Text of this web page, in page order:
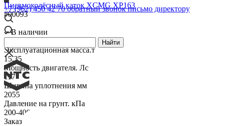
+7 (962) 450 42 70обратный звонокписьмо директору
Найти
Пневмоколёсный каток XCMG XP163
#00093
В наличии
Эксплуатационная масса.т
15.35
Мощность двигателя. Лс
117
Ширина уплотнения мм
2055
Давление на грунт. кПа
200-400
Заказать